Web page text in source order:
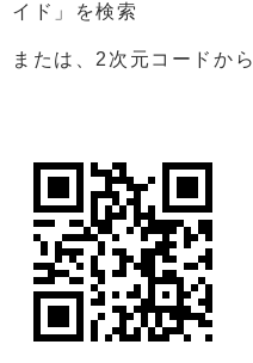
イド」を検索
または、2次元コードから